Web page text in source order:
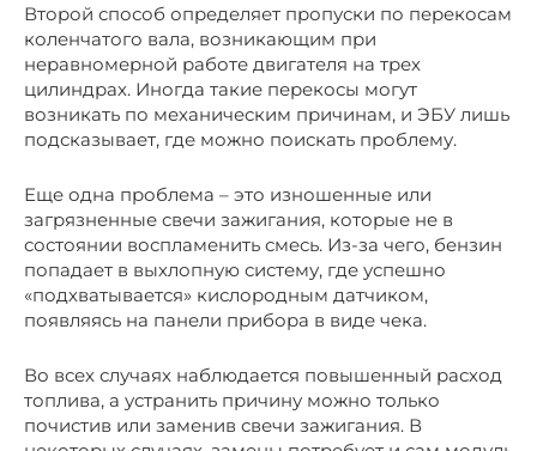
Второй способ определяет пропуски по перекосам
коленчатого вала, возникающим при
неравномерной работе двигателя на трех
цилиндрах. Иногда такие перекосы могут
возникать по механическим причинам, и ЭБУ лишь
подсказывает, где можно поискать проблему.
Еще одна проблема – это изношенные или
загрязненные свечи зажигания, которые не в
состоянии воспламенить смесь. Из-за чего, бензин
попадает в выхлопную систему, где успешно
«подхватывается» кислородным датчиком,
появляясь на панели прибора в виде чека.
Во всех случаях наблюдается повышенный расход
топлива, а устранить причину можно только
почистив или заменив свечи зажигания. В